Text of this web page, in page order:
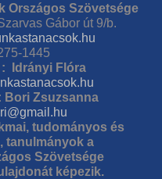
Országos Szövetsége
Gábor út 9/b.
1445
: Idrányi Flóra
Bori Zsuzsanna
tudományos és
tanulmányok a
Szövetsége
képezik.